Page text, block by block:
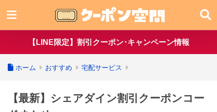
【LINE限定】割引クーポン･キャンペーン情報
ホーム おすすめ 宅配サービス
【最新】シェアダイン割引クーポンコー